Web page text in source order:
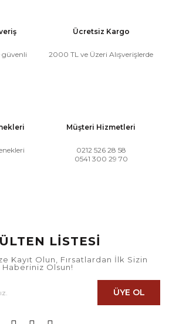
güvenli
Ücretsiz Kargo
2000 TL ve Üzeri Alışverişlerde
Müşteri Hizmetleri
0212 526 28 58
0541 300 29 70
LİSTESİ
Kayıt Olun, Fırsatlardan İlk Sizin
Haberiniz Olsun!
ÜYE OL